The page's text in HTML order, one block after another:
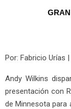
Por: Fabricio Urías
Andy Wilkins
presentación con
de Minnesota para